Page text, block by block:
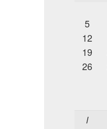
5
12
19
26
l